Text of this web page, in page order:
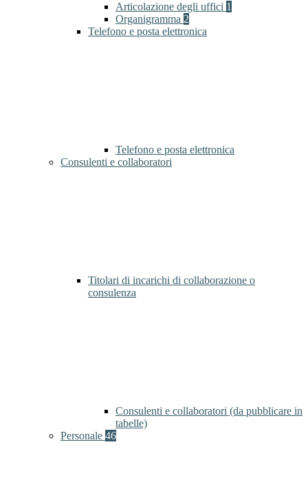
Articolazione degli uffici 1
Organigramma 2
Telefono e posta elettronica
Telefono e posta elettronica
Consulenti e collaboratori
Titolari di incarichi di collaborazione o
consulenza
Consulenti e collaboratori (da pubblicare in
tabelle)
Personale 46